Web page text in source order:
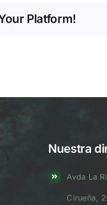
Platform!
Nuestra
Avda La
Cirueña,